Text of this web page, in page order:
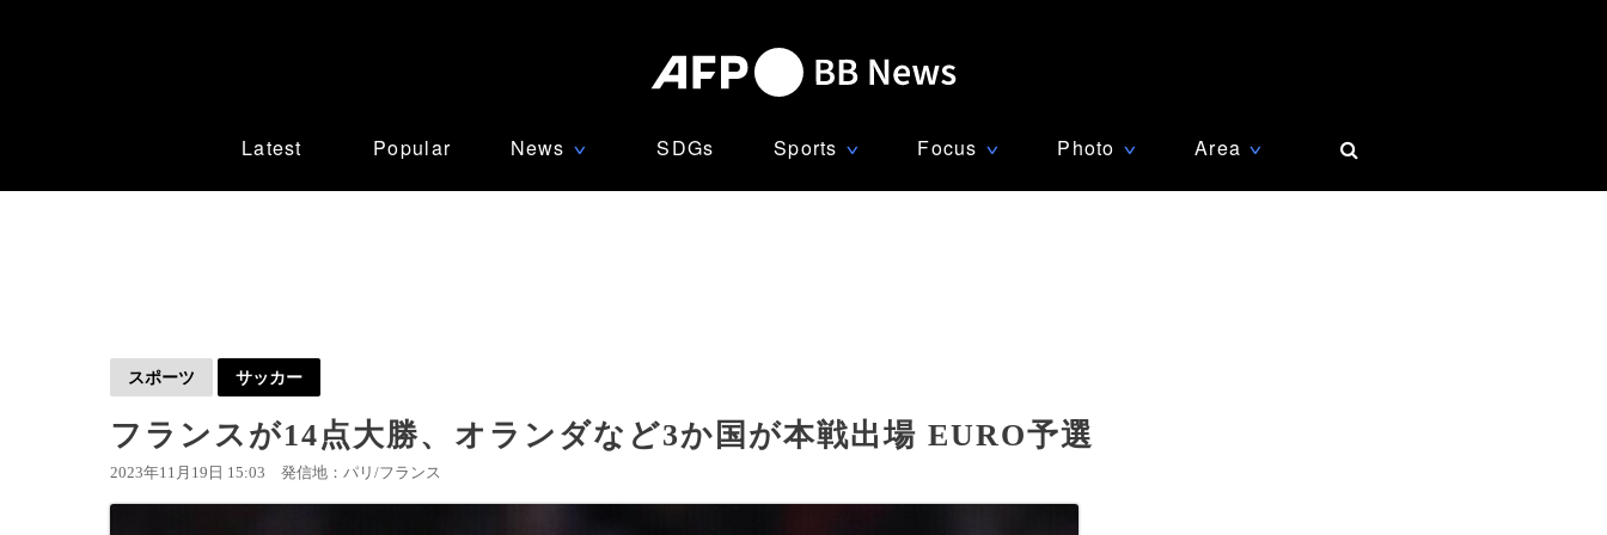
Latest Popular News ∨ SDGs Sports ∨ Focus ∨ Photo ∨ Area ∨
スポーツ サッカー
フランスが14点大勝、オランダなど3か国が本戦出場 EURO予選
2023年11月19日 15:03 発信地：パリ/フランス